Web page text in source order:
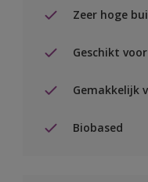
Zeer hoge
Geschikt
Gemakkelijk
Biobased